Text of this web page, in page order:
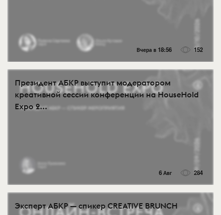
Вчера в 18:56 152
Президент АБКР выступит модератором
креативной сессии конференции на HouseHold
Expo 2...
6 Авг 284
Эксперт АБКР — спикер CREATIVE BRUNCH